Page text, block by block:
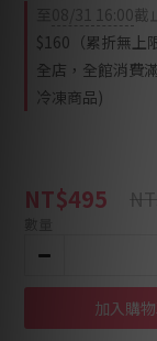
08/31 16:00截
$160（累折無上限
全店，全館消費
冷凍商品)
NT$495
加入購